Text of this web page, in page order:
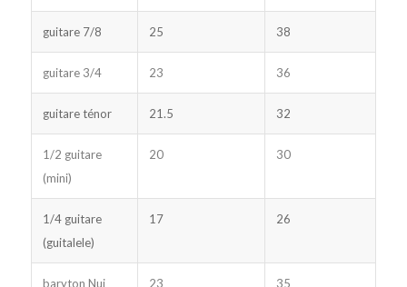
guitare 7/8 25 38
guitare 3/4 23 36
guitare ténor 21.5 32
1/2 guitare
(mini)
20 30
1/4 guitare
(guitalele)
17 26
baryton Nui
23 35